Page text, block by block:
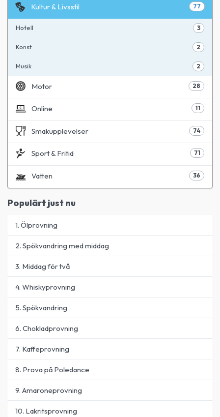
Kultur & Livsstil 77
Hotell 3
Konst 2
Musik 2
Motor 28
Online 11
Smakupplevelser 74
Sport & Fritid 71
Vatten 36
Populärt just nu
1. Ölprovning
2. Spökvandring med middag
3. Middag för två
4. Whiskyprovning
5. Spökvandring
6. Chokladprovning
7. Kaffeprovning
8. Prova på Poledance
9. Amaroneprovning
10. Lakritsprovning